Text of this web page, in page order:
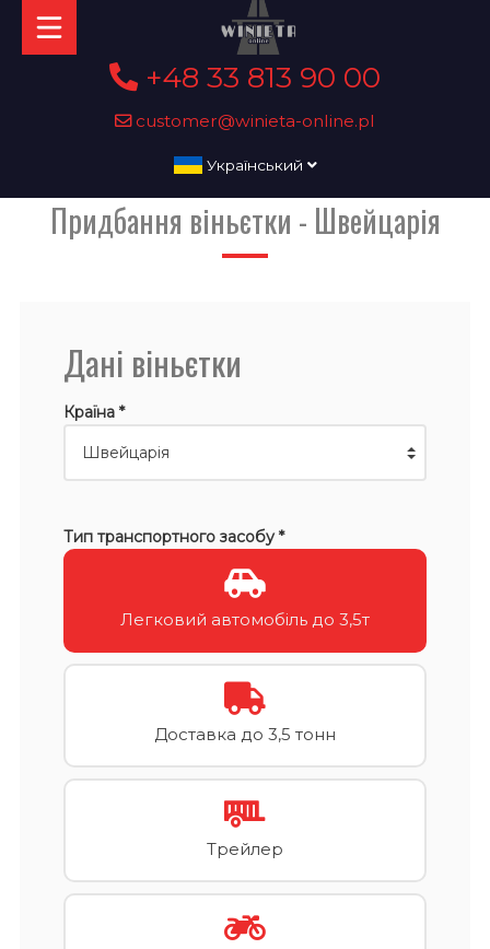
+48 33 813 90 00
customer@winieta-online.pl
Український
Придбання віньєтки - Швейцарія
Дані віньєтки
Країна *
Тип транспортного засобу *
Легковий автомобіль до 3,5т
Доставка до 3,5 тонн
Трейлер